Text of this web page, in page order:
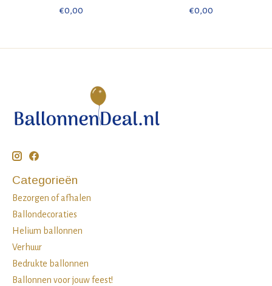
€0,00 €0,00
Categorieën
Bezorgen of afhalen
Ballondecoraties
Helium ballonnen
Verhuur
Bedrukte ballonnen
Ballonnen voor jouw feest!